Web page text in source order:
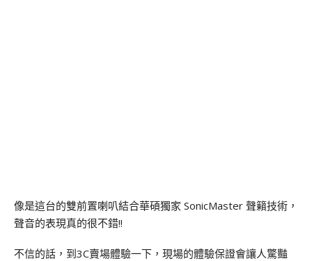
像是這台的雙前置喇叭結合華碩獨家 SonicMaster 聲籟技術，
聲音的表現真的很不錯!!
不信的話，到3C賣場體驗一下，現場的體驗保證會讓人驚豔